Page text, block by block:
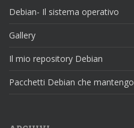
Debian- Il sistema operativo
Gallery
Il mio repository Debian
Pacchetti Debian che mantengo